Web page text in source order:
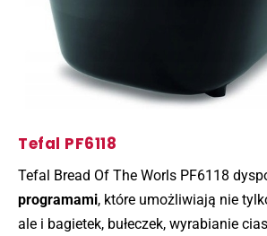
Tefal PF6118
Tefal Bread Of The Worls PF6118
programami, które umożliwiają nie
ale i bagietek, bułeczek, wyrabianie